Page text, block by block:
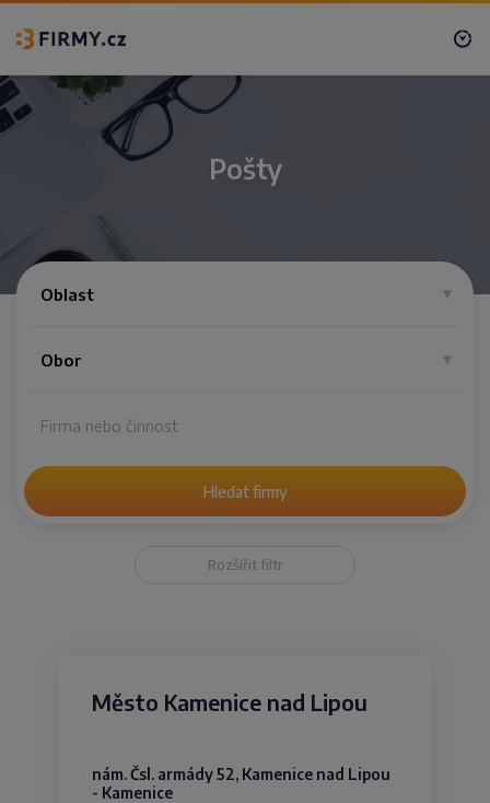
Pošty
Oblast
Obor
Hledat firmy
Rozšířit filtr
Město Kamenice nad Lipou
nám. Čsl. armády 52, Kamenice nad Lipou
- Kamenice